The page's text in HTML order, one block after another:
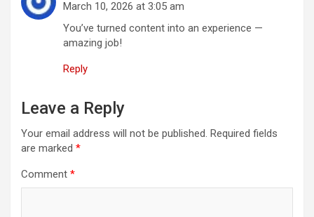
March 10, 2026 at 3:05 am
You’ve turned content into an experience —
amazing job!
Reply
Leave a Reply
Your email address will not be published. Required fields
are marked *
Comment *